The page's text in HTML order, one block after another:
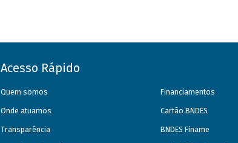
Acesso Rápido
Quem somos
Onde atuamos
Transparência
Financiamentos
Cartão BNDES
BNDES Finame